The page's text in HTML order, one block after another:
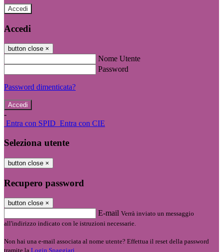
Accedi
Accedi
button close ×
Nome Utente
Password
Password dimenticata?
-
Entra con SPID Entra con CIE
Seleziona utente
button close ×
Recupero password
button close ×
E-mail Verrà inviato un messaggio
all'indirizzo indicato con le istruzioni necessarie.
Non hai una e-mail associata al nome utente? Effettua il reset della password
tramite la Login Spaggiari